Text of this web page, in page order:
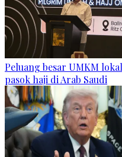
Peluang besar UMKM
pasok haji di Arab Saudi